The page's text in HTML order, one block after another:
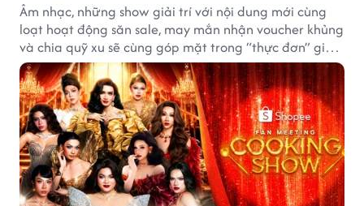
Âm nhạc, những show giải trí với nội dung mới cùng
loạt hoạt động săn sale, may mắn nhận voucher khủng
và chia quỹ xu sẽ cùng góp mặt trong “thực đơn” giải
trí cuối tuần trên Shopee, diễn ra liên tiếp vào ngày
7/8 và 8/8.